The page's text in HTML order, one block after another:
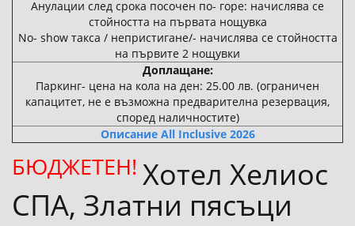
Анулации след срока посочен по- горе: начислява се
стойността на първата нощувка
No- show такса / непристигане/- начислява се стойността
на първите 2 нощувки
Доплащане:
Паркинг- цена на кола на ден: 25.00 лв. (ограничен
капацитет, не е възможна предварителна резервация,
според наличностите)
Описание All Inclusive 2026
БЮДЖЕТЕН! Хотел Хелиос
СПА, Златни пясъци